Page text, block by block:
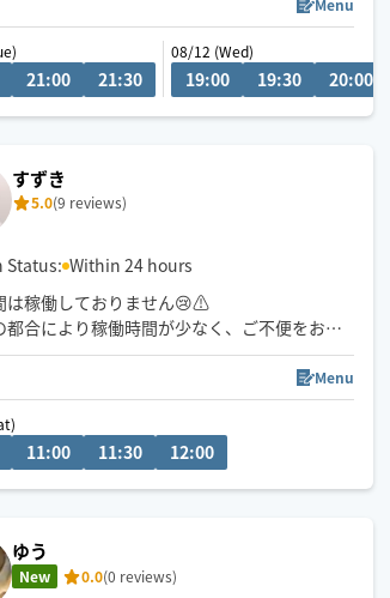
聞くのもお喋りも大好きです✨
り話し易いと言われます☺️
お子さん居る方、動物を飼ってるお宅も可能
Menu
21:00 21:30
08/12 (Wed)
19:00 19:30 20:00
すずき
5.0(9 reviews)
Status: Within 24 hours
稼働しておりません😢⚠
都合により稼働時間が少なく、ご不便をおか
変申し訳ございません。
に土曜日昼間、名古屋市南部周辺で活動して
発です。
、お問い合わせいただけますと幸いです☺️
Menu
11:00 11:30 12:00
ゆう
New 0.0(0 reviews)